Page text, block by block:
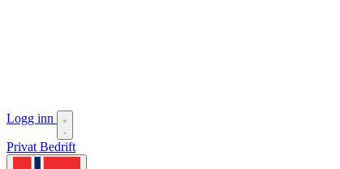
Logg inn
Privat Bedrift